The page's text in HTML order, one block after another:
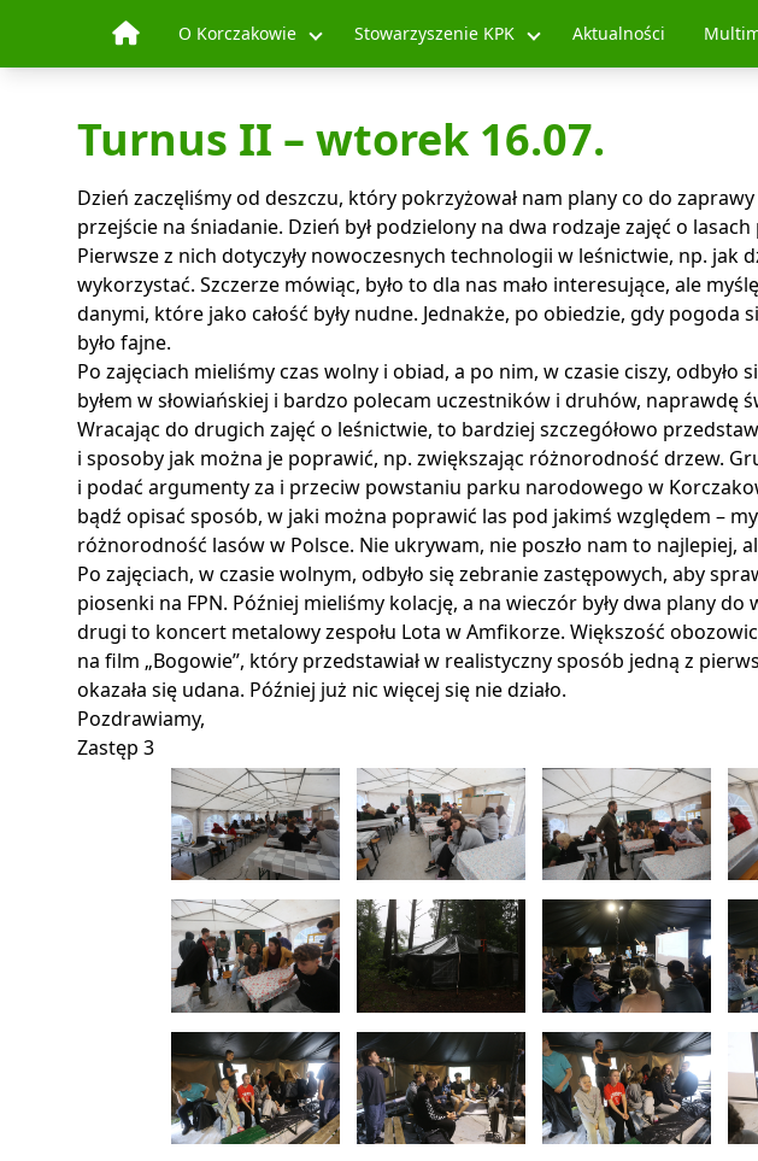
O Korczakowie Stowarzyszenie KPK Aktualności
Turnus II – wtorek 16.07.
Dzień zaczęliśmy od deszczu, który pokrzyżował nam plany co do
przejście na śniadanie. Dzień był podzielony na dwa rodzaje zajęć o
Pierwsze z nich dotyczyły nowoczesnych technologii w leśnictwie, np. jak
wykorzystać. Szczerze mówiąc, było to dla nas mało interesujące, ale
danymi, które jako całość były nudne. Jednakże, po obiedzie, gdy pogoda
było fajne.
Po zajęciach mieliśmy czas wolny i obiad, a po nim, w czasie ciszy,
byłem w słowiańskiej i bardzo polecam uczestników i druhów, naprawdę
Wracając do drugich zajęć o leśnictwie, to bardziej szczegółowo
i sposoby jak można je poprawić, np. zwiększając różnorodność drzew.
i podać argumenty za i przeciw powstaniu parku narodowego w
bądź opisać sposób, w jaki można poprawić las pod jakimś względem –
różnorodność lasów w Polsce. Nie ukrywam, nie poszło nam to najlepiej,
Po zajęciach, w czasie wolnym, odbyło się zebranie zastępowych, aby
piosenki na FPN. Później mieliśmy kolację, a na wieczór były dwa plany
drugi to koncert metalowy zespołu Lota w Amfikorze. Większość
na film „Bogowie”, który przedstawiał w realistyczny sposób jedną z
okazała się udana. Później już nic więcej się nie działo.
Pozdrawiamy,
Zastęp 3